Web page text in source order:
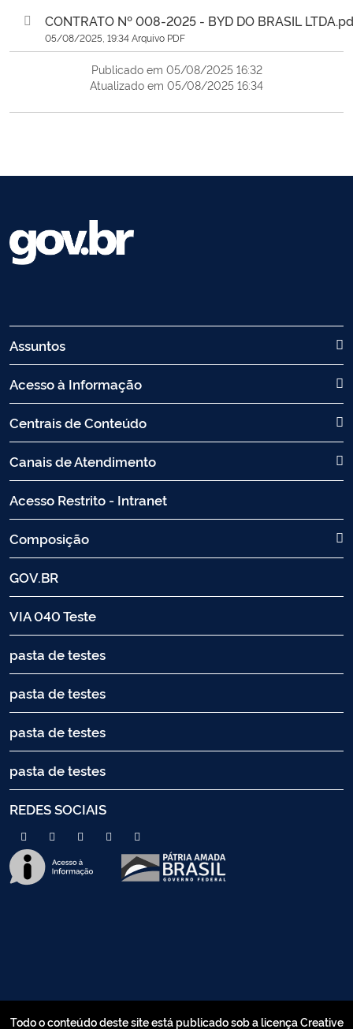
CONTRATO Nº 008-2025 - BYD DO BRASIL
05/08/2025, 19:34 Arquivo PDF
Publicado em 05/08/2025 16:32
Atualizado em 05/08/2025 16:34
Assuntos
Acesso à Informação
Centrais de Conteúdo
Canais de Atendimento
Acesso Restrito - Intranet
Composição
GOV.BR
VIA 040 Teste
pasta de testes
pasta de testes
pasta de testes
pasta de testes
REDES SOCIAIS
Todo o conteúdo deste site está publicado sob a licença Creative